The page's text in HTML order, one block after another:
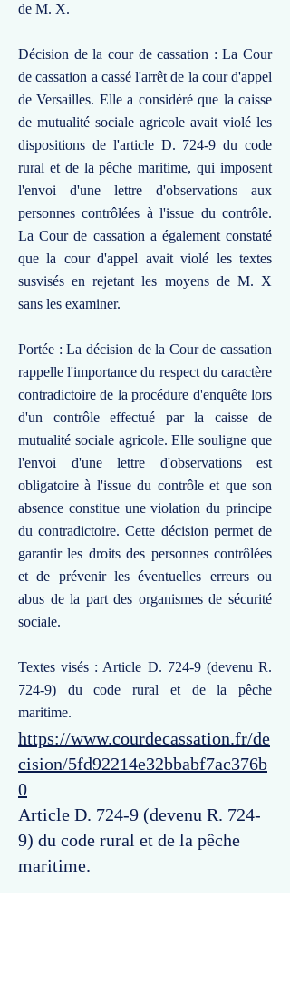
de M. X.
Décision de la cour de cassation : La Cour
de cassation a cassé l'arrêt de la cour d'appel
de Versailles. Elle a considéré que la caisse
de mutualité sociale agricole avait violé les
dispositions de l'article D. 724-9 du code
rural et de la pêche maritime, qui imposent
l'envoi d'une lettre d'observations aux
personnes contrôlées à l'issue du contrôle.
La Cour de cassation a également constaté
que la cour d'appel avait violé les textes
susvisés en rejetant les moyens de M. X
sans les examiner.
Portée : La décision de la Cour de cassation
rappelle l'importance du respect du caractère
contradictoire de la procédure d'enquête lors
d'un contrôle effectué par la caisse de
mutualité sociale agricole. Elle souligne que
l'envoi d'une lettre d'observations est
obligatoire à l'issue du contrôle et que son
absence constitue une violation du principe
du contradictoire. Cette décision permet de
garantir les droits des personnes contrôlées
et de prévenir les éventuelles erreurs ou
abus de la part des organismes de sécurité
sociale.
Textes visés : Article D. 724-9 (devenu R.
724-9) du code rural et de la pêche
maritime.
https://www.courdecassation.fr/de
cision/5fd92214e32bbabf7ac376b
0
Article D. 724-9 (devenu R. 724-
9) du code rural et de la pêche
maritime.